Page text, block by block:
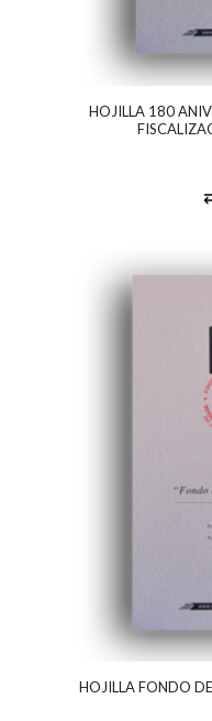
HOJILLA 180
HOJILLA FONDO